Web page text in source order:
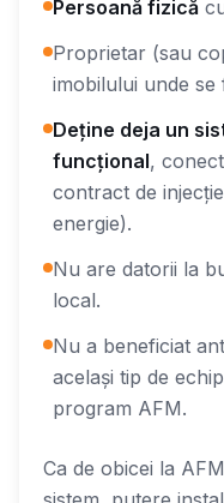
Persoană fizică
Proprietar (sau
imobilului unde se
Deține deja un
funcțional,
contract de
energie).
Nu are datorii la
local.
Nu a beneficiat
același tip de
program AFM.
Ca de obicei la